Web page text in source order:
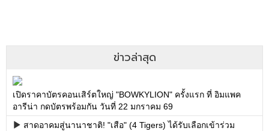
ข่าวล่าสุด
เปิดราคาบัตรคอนเสิร์ตใหญ่ "BOWKYLION" ครั้งแรก ที่ อิมแพค
อารีน่า กดบัตรพร้อมกัน วันที่ 22 มกราคม 69
สาดอาคมสู่นานาชาติ! "เสือ" (4 Tigers) ได้รับเลือกเข้าร่วม